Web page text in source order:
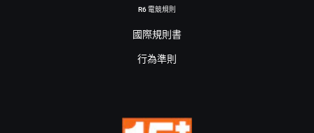
R6 電競規則
國際規則書
行為準則